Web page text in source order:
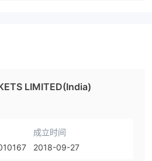
LIMITED(India)
成立时间
2018-09-27